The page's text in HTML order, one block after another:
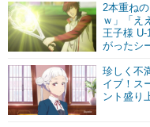
2本重ね
ｗ」「え
王子様 U-
がったシ
珍しく不
イブ！ス
ント盛り